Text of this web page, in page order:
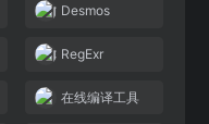
Desmos
RegExr
在线编译工具